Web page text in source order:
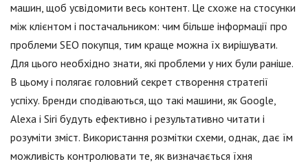
машин, щоб усвідомити весь контент. Це схоже на стосунки
між клієнтом і постачальником: чим більше інформації про
проблеми SEO покупця, тим краще можна їх вирішувати.
Для цього необхідно знати, які проблеми у них були раніше.
В цьому і полягає головний секрет створення стратегії
успіху. Бренди сподіваються, що такі машини, як Google,
Alexa і Siri будуть ефективно і результативно читати і
розуміти зміст. Використання розмітки схеми, однак, дає їм
можливість контролювати те, як визначається їхня